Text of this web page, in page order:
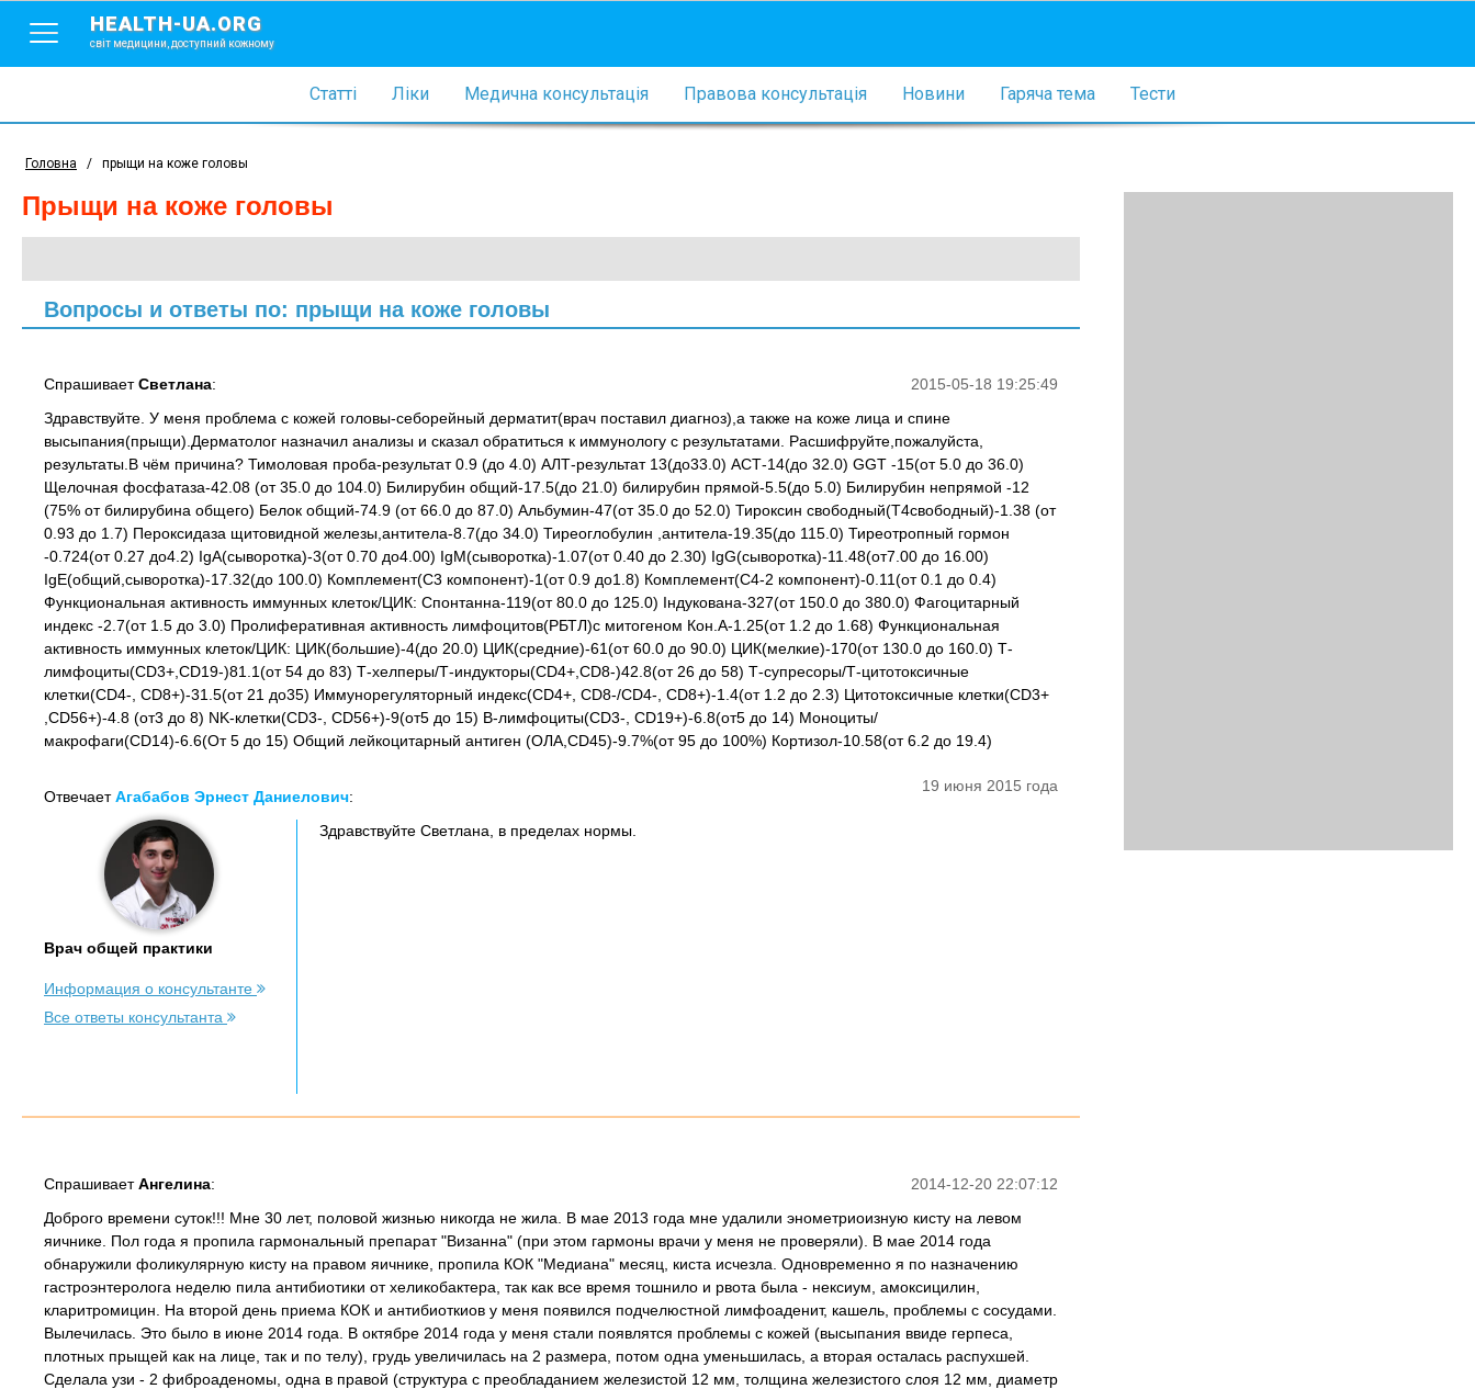
HEALTH-UA.ORG
світ медицини, доступний кожному
Статті Ліки Медична консультація Правова консультація Новини Гаряча тема Тести
Головна / прыщи на коже головы
прыщи на коже головы
Вопросы и ответы по: прыщи на коже головы
2015-05-18 19:25:49
СпрашиваетСветлана:
Здравствуйте. У меня проблема с кожей головы-себорейный дерматит(врач поставил диагноз),а также на коже лица и спине
высыпания(прыщи).Дерматолог назначил анализы и сказал обратиться к иммунологу с результатами. Расшифруйте,пожалуйста,
результаты.В чём причина? Тимоловая проба-результат 0.9 (до 4.0) АЛТ-результат 13(до33.0) АСТ-14(до 32.0) GGT -15(от 5.0 до 36.0)
Щелочная фосфатаза-42.08 (от 35.0 до 104.0) Билирубин общий-17.5(до 21.0) билирубин прямой-5.5(до 5.0) Билирубин непрямой -12
(75% от билирубина общего) Белок общий-74.9 (от 66.0 до 87.0) Альбумин-47(от 35.0 до 52.0) Тироксин свободный(Т4свободный)-1.38 (от
0.93 до 1.7) Пероксидаза щитовидной железы,антитела-8.7(до 34.0) Тиреоглобулин ,антитела-19.35(до 115.0) Тиреотропный гормон
-0.724(от 0.27 до4.2) IgA(сыворотка)-3(от 0.70 до4.00) IgM(сыворотка)-1.07(от 0.40 до 2.30) IgG(сыворотка)-11.48(от7.00 до 16.00)
IgE(общий,сыворотка)-17.32(до 100.0) Комплемент(С3 компонент)-1(от 0.9 до1.8) Комплемент(С4-2 компонент)-0.11(от 0.1 до 0.4)
Функциональная активность иммунных клеток/ЦИК: Спонтанна-119(от 80.0 до 125.0) Iндукована-327(от 150.0 до 380.0) Фагоцитарный
индекс -2.7(от 1.5 до 3.0) Пролиферативная активность лимфоцитов(РБТЛ)с митогеном Кон.А-1.25(от 1.2 до 1.68) Функциональная
активность иммунных клеток/ЦИК: ЦИК(большие)-4(до 20.0) ЦИК(средние)-61(от 60.0 до 90.0) ЦИК(мелкие)-170(от 130.0 до 160.0) Т-
лимфоциты(CD3+,CD19-)81.1(от 54 до 83) Т-хелперы/Т-индукторы(CD4+,CD8-)42.8(от 26 до 58) Т-супресоры/Т-цитотоксичные
клетки(CD4-, CD8+)-31.5(от 21 до35) Иммунорегуляторный индекс(CD4+, CD8-/CD4-, CD8+)-1.4(от 1.2 до 2.3) Цитотоксичные клетки(CD3+
,CD56+)-4.8 (от3 до 8) NK-клетки(CD3-, CD56+)-9(от5 до 15) B-лимфоциты(CD3-, CD19+)-6.8(от5 до 14) Моноциты/
макрофаги(CD14)-6.6(От 5 до 15) Общий лейкоцитарный антиген (ОЛА,CD45)-9.7%(от 95 до 100%) Кортизол-10.58(от 6.2 до 19.4)
19 июня 2015 года
ОтвечаетАгабабов Эрнест Даниелович:
Врач общей практики
Информация о консультанте
Все ответы консультанта
Здравствуйте Светлана, в пределах нормы.
2014-12-20 22:07:12
СпрашиваетАнгелина:
Доброго времени суток!!! Мне 30 лет, половой жизнью никогда не жила. В мае 2013 года мне удалили энометриоизную кисту на левом
яичнике. Пол года я пропила гармональный препарат "Визанна" (при этом гармоны врачи у меня не проверяли). В мае 2014 года
обнаружили фоликулярную кисту на правом яичнике, пропила КОК "Медиана" месяц, киста исчезла. Одновременно я по назначению
гастроэнтеролога неделю пила антибиотики от хеликобактера, так как все время тошнило и рвота была - нексиум, амоксицилин,
кларитромицин. На второй день приема КОК и антибиоткиов у меня появился подчелюстной лимфоаденит, кашель, проблемы с сосудами.
Вылечилась. Это было в июне 2014 года. В октябре 2014 года у меня стали появлятся проблемы с кожей (высыпания ввиде герпеса,
плотных прыщей как на лице, так и по телу), грудь увеличилась на 2 размера, потом одна уменьшилась, а вторая осталась распухшей.
Сделала узи - 2 фиброаденомы, одна в правой (структура с преобладанием железистой 12 мм, толщина железистого слоя 12 мм, диаметр